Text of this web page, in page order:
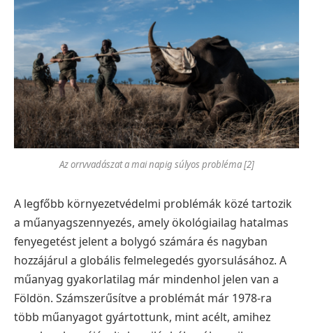
Az orrvvadászat a mai napig súlyos probléma [2]
A legfőbb környezetvédelmi problémák közé tartozik
a műanyagszennyezés, amely ökológiailag hatalmas
fenyegetést jelent a bolygó számára és nagyban
hozzájárul a globális felmelegedés gyorsulásához. A
műanyag gyakorlatilag már mindenhol jelen van a
Földön. Számszerűsítve a problémát már 1978-ra
több műanyagot gyártottunk, mint acélt, amihez